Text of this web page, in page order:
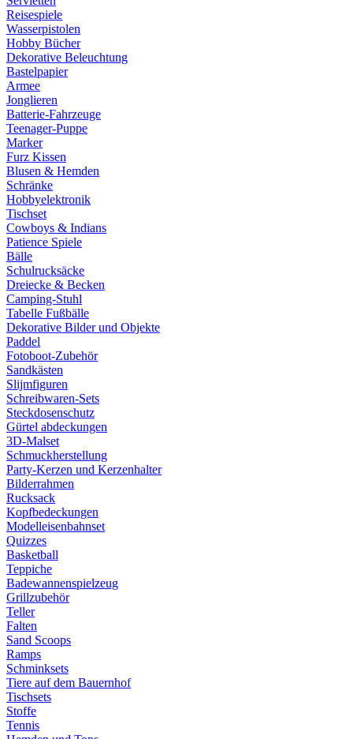
Reisespiele
Wasserpistolen
Hobby Bücher
Dekorative Beleuchtung
Bastelpapier
Armee
Jonglieren
Batterie-Fahrzeuge
Teenager-Puppe
Marker
Furz Kissen
Blusen & Hemden
Schränke
Hobbyelektronik
Tischset
Cowboys & Indians
Patience Spiele
Bälle
Schulrucksäcke
Dreiecke & Becken
Camping-Stuhl
Tabelle Fußbälle
Dekorative Bilder und Objekte
Paddel
Fotoboot-Zubehör
Sandkästen
Slijmfiguren
Schreibwaren-Sets
Steckdosenschutz
Gürtel abdeckungen
3D-Malset
Schmuckherstellung
Party-Kerzen und Kerzenhalter
Bilderrahmen
Rucksack
Kopfbedeckungen
Modelleisenbahnset
Quizzes
Basketball
Teppiche
Badewannenspielzeug
Grillzubehör
Teller
Falten
Sand Scoops
Ramps
Schminksets
Tiere auf dem Bauernhof
Tischsets
Stoffe
Tennis